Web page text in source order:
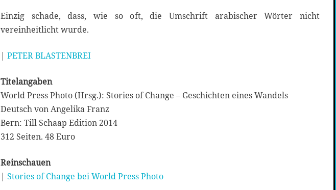
Einzig schade, dass, wie so oft, die Umschrift arabischer Wörter nicht
vereinheitlicht wurde.
| PETER BLASTENBREI
Titelangaben
World Press Photo (Hrsg.): Stories of Change – Geschichten eines Wandels
Deutsch von Angelika Franz
Bern: Till Schaap Edition 2014
312 Seiten. 48 Euro
Reinschauen
| Stories of Change bei World Press Photo